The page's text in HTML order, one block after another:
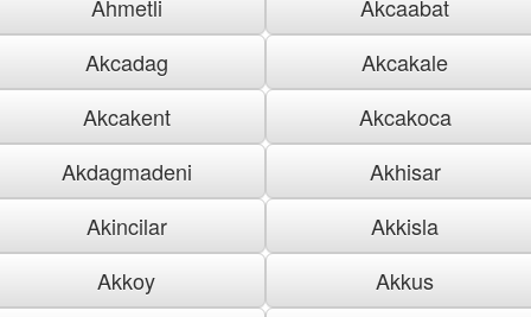
Ahmetli
Akcaabat
Akcadag
Akcakale
Akcakent
Akcakoca
Akdagmadeni
Akhisar
Akincilar
Akkisla
Akkoy
Akkus